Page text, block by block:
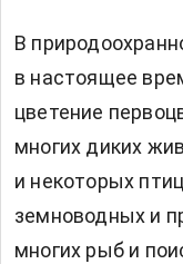
В
в настоящее
цветение
многих диких
и некоторых
земноводных и
многих рыб и